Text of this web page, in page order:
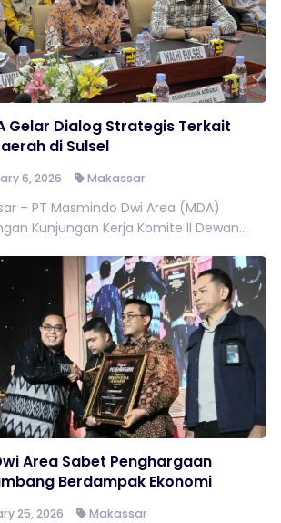
Gelar Dialog Strategis Terkait
di Sulsel
6, 2026 Makassar
– PT Masmindo Dwi Area (MDA)
Kunjungan Kerja Komite II Dewan...
Area Sabet Penghargaan
Berdampak Ekonomi
25, 2026 Makassar